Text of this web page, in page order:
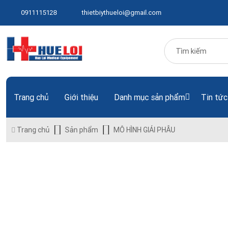
0911115128 thietbiythueloi@gmail.com
Trang chủ Giới thiệu Danh mục sản phẩm Tin tức
Trang chủ Sản phẩm MÔ HÌNH GIẢI PHẪU